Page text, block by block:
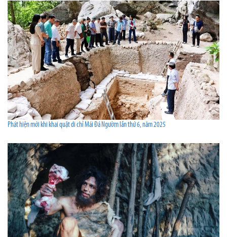
Phát hiện mới khi khai quật di chỉ Mái Đá Ngườm lần thứ 6, năm 2025